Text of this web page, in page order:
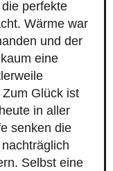
perfekte
Wärme war
und der
eine
Glück ist
in aller
senken die
Selbst eine